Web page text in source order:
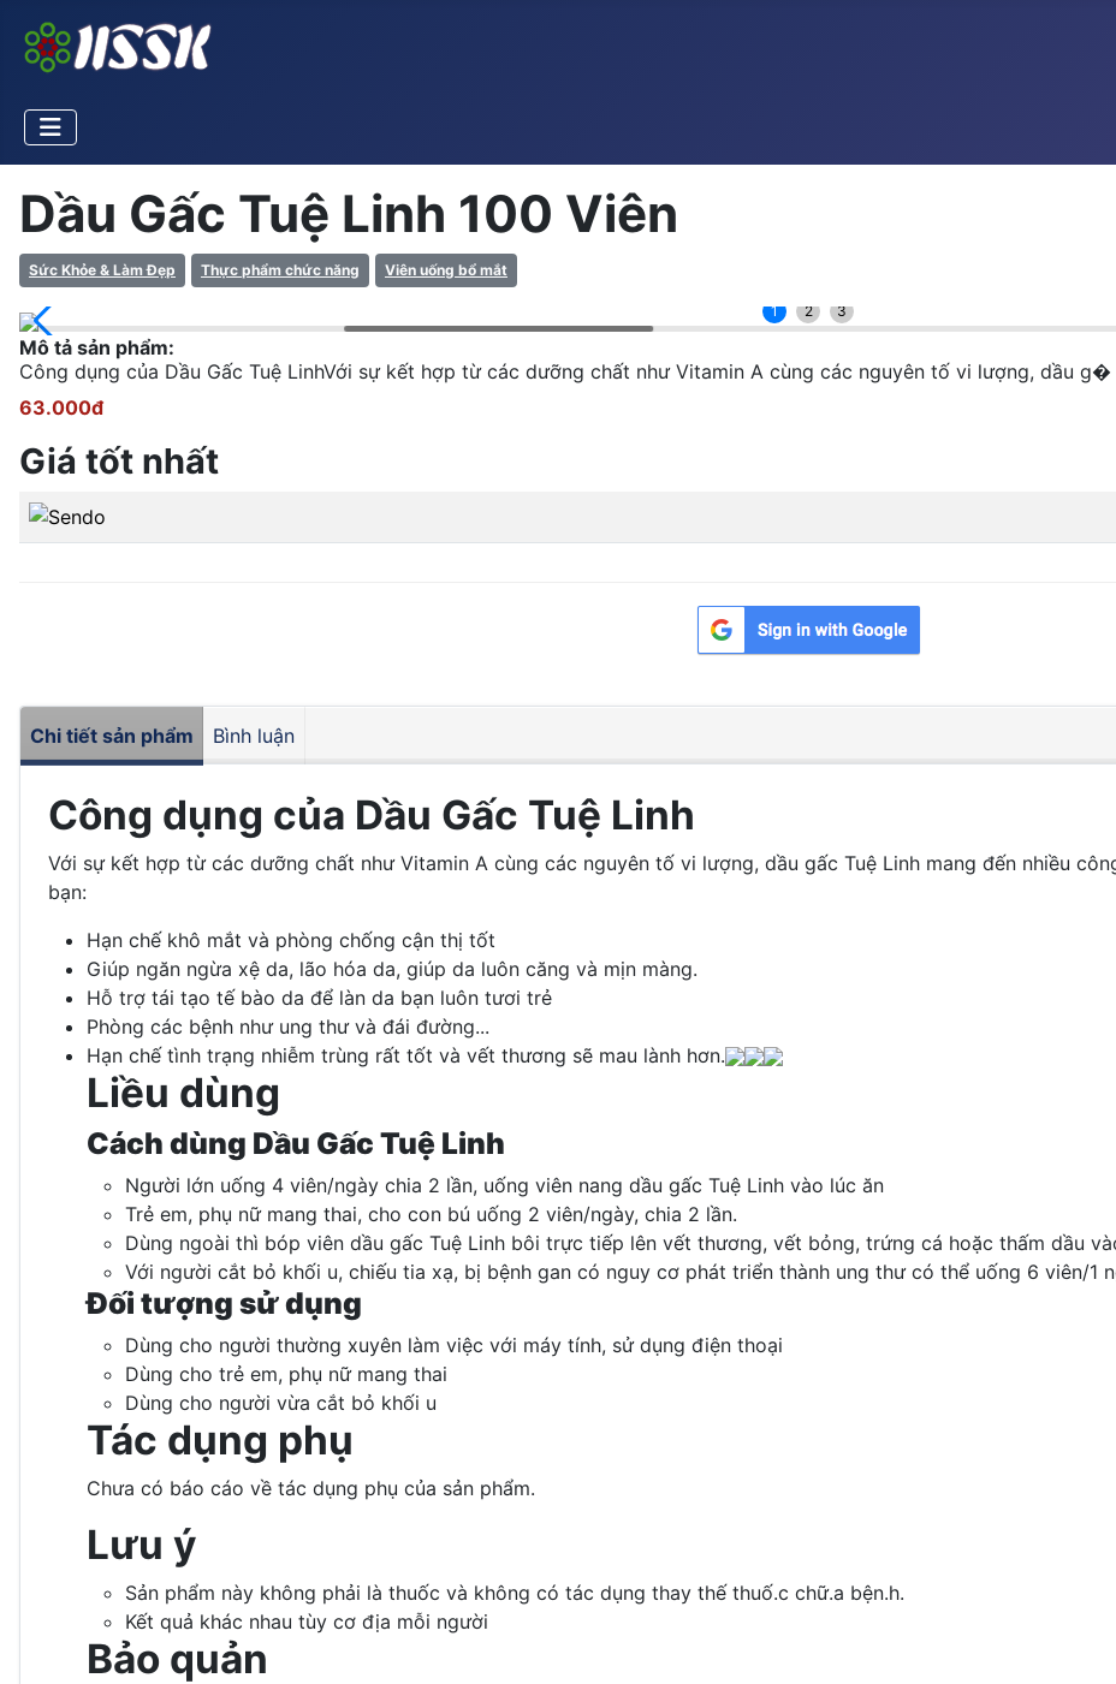
Dầu Gấc Tuệ Linh 100 Viên
Sức Khỏe & Làm Đẹp Thực phẩm chức năng Viên uống bổ mắt
1 2 3
Mô tả sản phẩm:
Công dụng của Dầu Gấc Tuệ LinhVới sự kết hợp từ các dưỡng chất như Vitamin A cùng các nguyên tố vi lượng, dầu g�
63.000đ
Giá tốt nhất
Chi tiết sản phẩm Bình luận
Công dụng của Dầu Gấc Tuệ Linh
Với sự kết hợp từ các dưỡng chất như Vitamin A cùng các nguyên tố vi lượng, dầu gấc Tuệ Linh mang đến nhiều
bạn:
Hạn chế khô mắt và phòng chống cận thị tốt
Giúp ngăn ngừa xệ da, lão hóa da, giúp da luôn căng và mịn màng.
Hỗ trợ tái tạo tế bào da để làn da bạn luôn tươi trẻ
Phòng các bệnh như ung thư và đái đường...
Hạn chế tình trạng nhiễm trùng rất tốt và vết thương sẽ mau lành hơn.
Liều dùng
Cách dùng Dầu Gấc Tuệ Linh
Người lớn uống 4 viên/ngày chia 2 lần, uống viên nang dầu gấc Tuệ Linh vào lúc ăn
Trẻ em, phụ nữ mang thai, cho con bú uống 2 viên/ngày, chia 2 lần.
Dùng ngoài thì bóp viên dầu gấc Tuệ Linh bôi trực tiếp lên vết thương, vết bỏng, trứng cá hoặc thấm dầu
Với người cắt bỏ khối u, chiếu tia xạ, bị bệnh gan có nguy cơ phát triển thành ung thư có thể uống 6 viên/1
Đối tượng sử dụng
Dùng cho người thường xuyên làm việc với máy tính, sử dụng điện thoại
Dùng cho trẻ em, phụ nữ mang thai
Dùng cho người vừa cắt bỏ khối u
Tác dụng phụ
Chưa có báo cáo về tác dụng phụ của sản phẩm.
Lưu ý
Sản phẩm này không phải là thuốc và không có tác dụng thay thế thuố.c chữ.a bện.h.
Kết quả khác nhau tùy cơ địa mỗi người
Bảo quản